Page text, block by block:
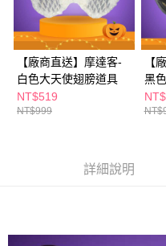
ATM／網路銀行／等多元方式進
※ 請注意：結帳手續完成當下不
購買商品的店家。未經商家同意
後付繳納相關費用。
※ 交易是否成功請以「AFTEE先
是否繳費成功／繳費後需取消欲
客戶支援中心」
https://
權轉讓予恩沛科技股份有限公司。
任。
【廠商直送】摩達客-
白色大天使翅膀道具
NT$519
NT$999
【
黑
入
詳細說明